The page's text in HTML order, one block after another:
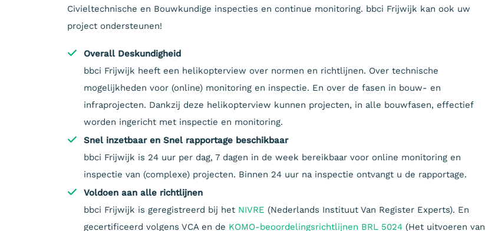
Civieltechnische en Bouwkundige inspecties en continue monitoring. bbci Frijwijk kan ook uw
project ondersteunen!
Overall Deskundigheid
bbci Frijwijk heeft een helikopterview over normen en richtlijnen. Over technische
mogelijkheden voor (online) monitoring en inspectie. En over de fasen in bouw- en
infraprojecten. Dankzij deze helikopterview kunnen projecten, in alle bouwfasen, effectief
worden ingericht met inspectie en monitoring.
Snel inzetbaar en Snel rapportage beschikbaar
bbci Frijwijk is 24 uur per dag, 7 dagen in de week bereikbaar voor online monitoring en
inspectie van (complexe) projecten. Binnen 24 uur na inspectie ontvangt u de rapportage.
Voldoen aan alle richtlijnen
bbci Frijwijk is geregistreerd bij het NIVRE (Nederlands Instituut Van Register Experts). En
gecertificeerd volgens VCA en de KOMO-beoordelingsrichtlijnen BRL 5024 (Het uitvoeren van